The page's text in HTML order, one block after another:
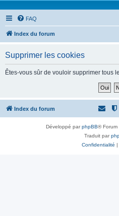
FAQ
Index du forum
Supprimer les cookies
Êtes-vous sûr de vouloir supprimer tous
Index du forum
Développé parphpBB® Forum
Traduit par
Confidentialité |